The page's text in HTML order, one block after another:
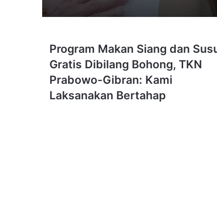
16 April 2026
Program
Makan
Siang
dan
Susu
Gratis
Program Makan Siang dan
Gratis Dibilang Bohong, TKN
Prabowo-Gibran: Kami
Laksanakan Bertahap